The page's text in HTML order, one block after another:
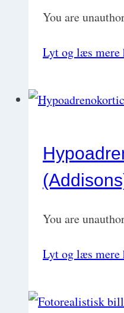
You are
Lyt og læs mere
You are
Lyt og læs mere